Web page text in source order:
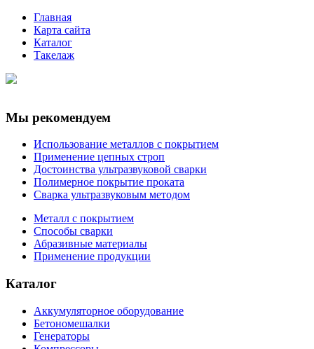
Главная
Карта сайта
Каталог
Такелаж
Мы рекомендуем
Использование металлов с покрытием
Применение цепных строп
Достоинства ультразвуковой сварки
Полимерное покрытие проката
Сварка ультразвуковым методом
Металл с покрытием
Способы сварки
Абразивные материалы
Применение продукции
Каталог
Аккумуляторное оборудование
Бетономешалки
Генераторы